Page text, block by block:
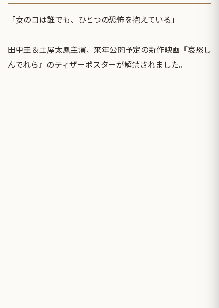
「女のコは誰でも、ひとつの恐怖を抱えている」
田中圭＆土屋太鳳主演、来年公開予定の新作映画『哀愁し
んでれら』のティザーポスターが解禁されました。